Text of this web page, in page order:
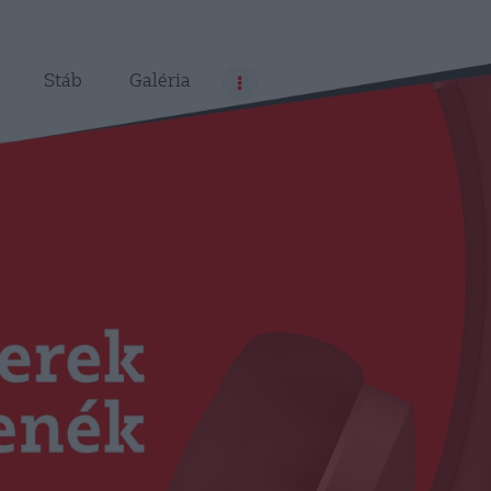
Stáb Galéria